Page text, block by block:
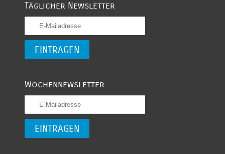
Täglicher Newsletter
Wochennewsletter